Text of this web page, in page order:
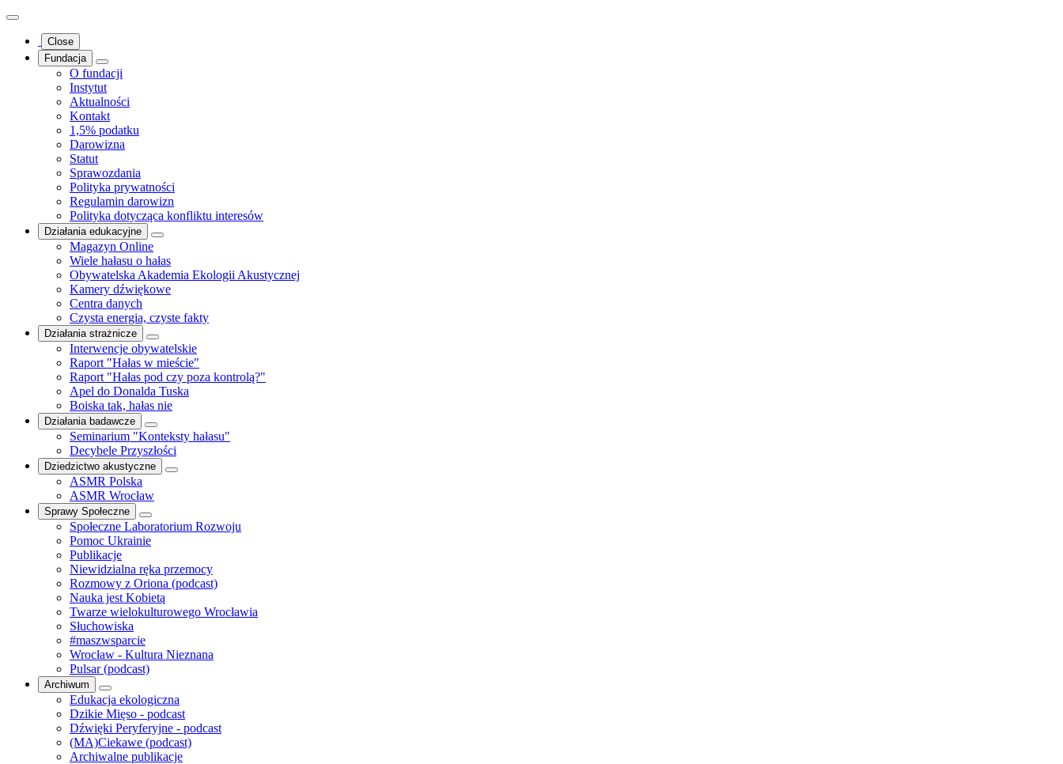
Close
Fundacja
O fundacji
Instytut
Aktualności
Kontakt
1,5% podatku
Darowizna
Statut
Sprawozdania
Polityka prywatności
Regulamin darowizn
Polityka dotycząca konfliktu interesów
Działania edukacyjne
Magazyn Online
Wiele hałasu o hałas
Obywatelska Akademia Ekologii Akustycznej
Kamery dźwiękowe
Centra danych
Czysta energia, czyste fakty
Działania strażnicze
Interwencje obywatelskie
Raport "Hałas w mieście"
Raport "Hałas pod czy poza kontrolą?"
Apel do Donalda Tuska
Boiska tak, hałas nie
Działania badawcze
Seminarium "Konteksty hałasu"
Decybele Przyszłości
Dziedzictwo akustyczne
ASMR Polska
ASMR Wrocław
Sprawy Społeczne
Społeczne Laboratorium Rozwoju
Pomoc Ukrainie
Publikacje
Niewidzialna ręka przemocy
Rozmowy z Oriona (podcast)
Nauka jest Kobietą
Twarze wielokulturowego Wrocławia
Słuchowiska
#maszwsparcie
Wrocław - Kultura Nieznana
Pulsar (podcast)
Archiwum
Edukacja ekologiczna
Dzikie Mięso - podcast
Dźwięki Peryferyjne - podcast
(MA)Ciekawe (podcast)
Archiwalne publikacje